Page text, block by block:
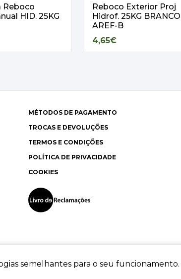
Reboco
HID. 25KG
Reboco Exterior Proj
Hidrof. 25KG BRANCO
AREF-B
4,65€
semelhantes para o seu funcionamento.
MÉTODOS DE PAGAMENTO
TROCAS E DEVOLUÇÕES
TERMOS E CONDIÇÕES
POLÍTICA DE PRIVACIDADE
COOKIES